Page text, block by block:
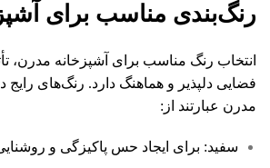
رنگ‌بندی مناسب برای
انتخاب رنگ مناسب برای آشپزخانه مدرن،
فضایی دلپذیر و هماهنگ دارد. رنگ‌های رایج
مدرن عبارتند از:
سفید: برای ایجاد حس پاکیزگی و